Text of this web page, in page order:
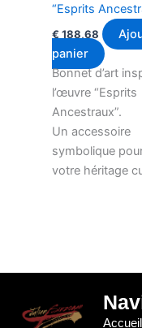
“Esprits
€ 188,68
panier
Bonnet d’art
l’œuvre “Esprits
Ancestraux”.
Un accessoire
symbolique
votre héritage
Accueil